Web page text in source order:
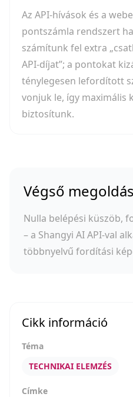
Az API-hívások és a
pontszámla rendszert
számítunk fel extra
API-díjat”; a pontokat
ténylegesen lefordított
vonjuk le, így maximális
biztosítunk.
Végső
Nulla belépési küszöb,
– a Shangyi AI API-val
többnyelvű fordítási
Cikk információ
Téma
TECHNIKAI ELEMZÉS
Címke